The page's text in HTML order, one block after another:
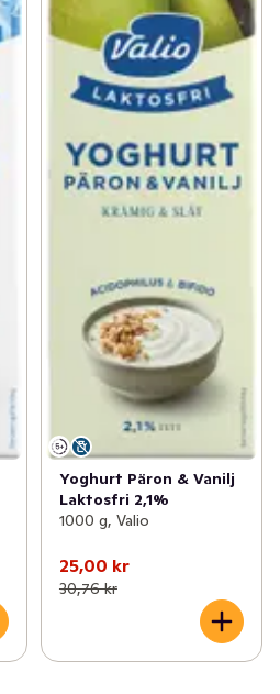
Yoghurt Päron & Vanilj
Laktosfri 2,1%
1000 g, Valio
25,00 kr
30,76 kr